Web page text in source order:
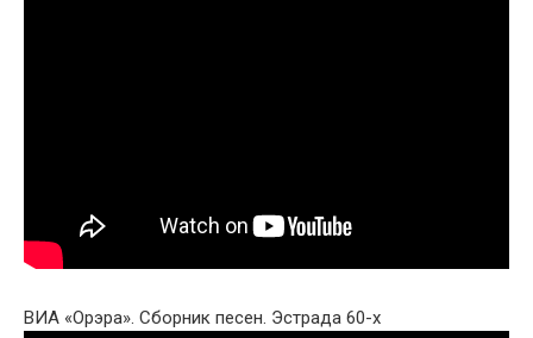
ВИА «Орэра». Сборник песен. Эстрада 60-х